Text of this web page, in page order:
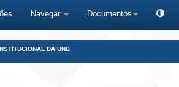
Navegar Documentos
DA UNB